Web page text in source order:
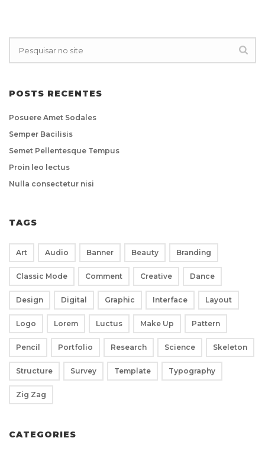
POSTS RECENTES
Posuere Amet Sodales
Semper Bacilisis
Semet Pellentesque Tempus
Proin leo lectus
Nulla consectetur nisi
TAGS
Art Audio Banner Beauty Branding
Classic Mode Comment Creative Dance
Design Digital Graphic Interface Layout
Logo Lorem Luctus Make Up Pattern
Pencil Portfolio Research Science Skeleton
Structure Survey Template Typography
Zig Zag
CATEGORIES